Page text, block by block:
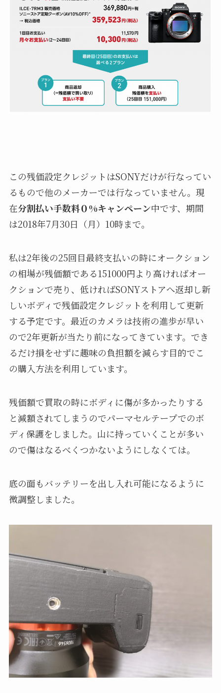
この残価設定クレジットはSONYだけが行なってい
るもので他のメーカーでは行なっていません。現
在分割払い手数料０%キャンペーン中です、期間
は2018年7月30日（月）10時まで。
私は2年後の25回目最終支払いの時にオークション
の相場が残価額である151000円より高ければオー
クションで売り、低ければSONYストアへ返却し新
しいボディで残価設定クレジットを利用して更新
する予定です。最近のカメラは技術の進歩が早い
ので2年更新が当たり前になってきています。でき
るだけ損をせずに趣味の負担額を減らす目的でこ
の購入方法を利用しています。
残価額で買取の時にボディに傷が多かったりする
と減額されてしまうのでパーマセルテープでのボ
ディ保護をしました。山に持っていくことが多い
ので傷はなるべくつかないようにしなくては。
底の面もバッテリーを出し入れ可能になるように
微調整しました。